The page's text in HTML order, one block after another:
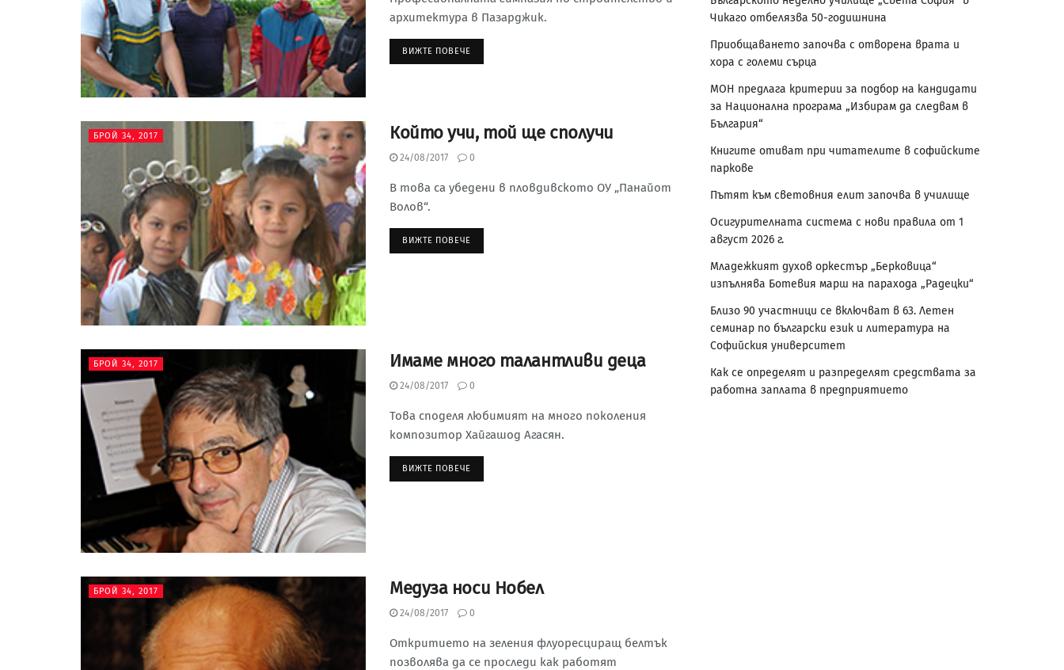
архитектура в Пазарджик.
ВИЖТЕ ПОВЕЧЕ
БРОЙ 34, 2017 Който учи, той ще сполучи
24/08/2017 0
В това са убедени в пловдивското ОУ „Панайот
Волов“.
ВИЖТЕ ПОВЕЧЕ
БРОЙ 34, 2017 Имаме много талантливи деца
24/08/2017 0
Това споделя любимият на много поколения
композитор Хайгашод Агасян.
ВИЖТЕ ПОВЕЧЕ
БРОЙ 34, 2017 Медуза носи Нобел
24/08/2017 0
Откритието на зеления флуоресциращ белтък
позволява да се проследи как работят
Чикаго отбелязва 50-годишнина
Приобщаването започва с отворена врата и
хора с големи сърца
МОН предлага критерии за подбор на кандидати
за Национална програма „Избирам да следвам в
България“
Книгите отиват при читателите в софийските
паркове
Пътят към световния елит започва в училище
Осигурителната система с нови правила от 1
август 2026 г.
Младежкият духов оркестър „Берковица“
изпълнява Ботевия марш на парахода „Радецки“
Близо 90 участници се включват в 63. Летен
семинар по български език и литература на
Софийския университет
Как се определят и разпределят средствата за
работна заплата в предприятието